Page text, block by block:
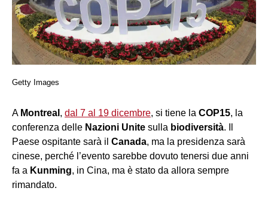
Getty Images
A Montreal , dal 7 al 19 dicembre, si tiene la COP15, la
conferenza delle Nazioni Unite sulla biodiversità. Il
Paese ospitante sarà il Canada, ma la presidenza sarà
cinese, perché l’evento sarebbe dovuto tenersi due anni
fa a Kunming, in Cina, ma è stato da allora sempre
rimandato.